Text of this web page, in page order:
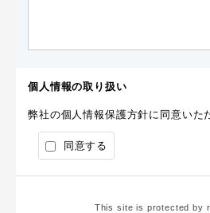
個人情報の取り扱い
弊社の個人情報保護方針に同意いた
同意する
This site is protected by